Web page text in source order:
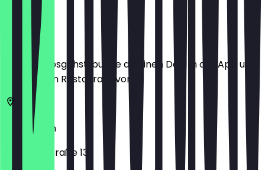
Bevor du losgehst, buche dir einen Deal in der App und
zeige ihn im Restaurant vor.
Berlin
Albrechtstraße 131